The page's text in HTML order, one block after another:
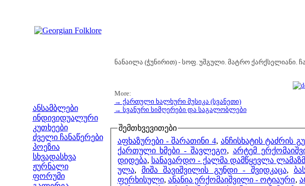
ანსამბლები
ინდივიდუალური
კუთხეები
ძველი ჩანაწერები
პოეზია
სხვადასხვა
ჟურნალი
ფორუმი
ნანაილა (ჭუნირით) - სოფ. უშგული. მატრო ქარქსელიანი.
More:
→ ქართული ხალხური მუსიკა (სვანეთი)
→ სვანური სიმღერები და საგალობლები
შემთხვევითები
აფხაზურები - შარათინი 4, ანჩისხატის ტაძრის
ქართული ხმები - შავლეგო, არტემ
დიდება, სანავარდო - ქალმა დამწყევლა
ულა, მიშა შავიშვილის გუნდი - შვიდკაცა,
ფერხისული, ანანია ერქომაიშვილი - ოტიაური,